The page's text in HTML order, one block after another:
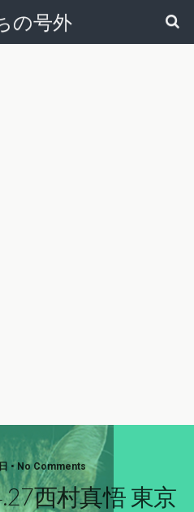
の号外
• No Comments
西村真悟 東京